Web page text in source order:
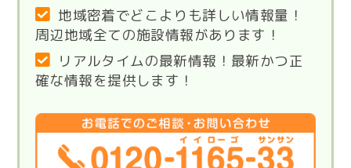
地域密着でどこよりも詳しい情報量！
周辺地域全ての施設情報があります！
リアルタイムの最新情報！最新かつ正
確な情報を提供します！